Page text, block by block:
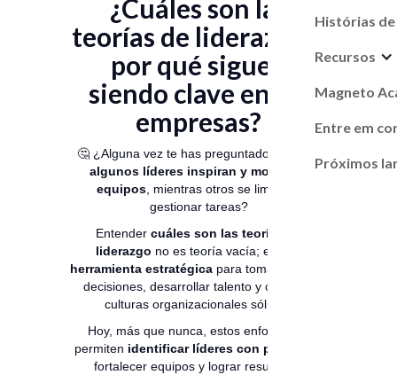
Histórias de
Recursos
Magneto
Entre em
Próximos
¿Cuáles son las
teorías de liderazgo y
por qué siguen
siendo clave en las
empresas?
🤔 ¿Alguna vez te has preguntado
algunos líderes inspiran y movilizan
equipos, mientras otros se limitan a
gestionar tareas?
Entender cuáles son las teorías de
liderazgo no es teoría vacía; es una
herramienta estratégica para tomar mejores
decisiones, desarrollar talento y construir
culturas organizacionales sólidas.
Hoy, más que nunca, estos enfoques te
permiten identificar líderes con potencial
fortalecer equipos y lograr resultados